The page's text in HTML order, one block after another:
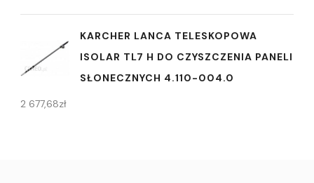
KARCHER LANCA TELESKOPOWA
ISOLAR TL7 H DO CZYSZCZENIA PANELI
SŁONECZNYCH 4.110-004.0
2 677,68zł